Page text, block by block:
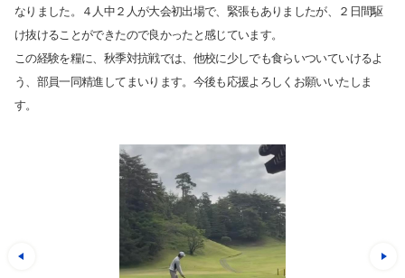
なりました。４人中２人が大会初出場で、緊張もありましたが、２日間駆
け抜けることができたので良かったと感じています。
この経験を糧に、秋季対抗戦では、他校に少しでも食らいついていけるよ
う、部員一同精進してまいります。今後も応援よろしくお願いいたしま
す。